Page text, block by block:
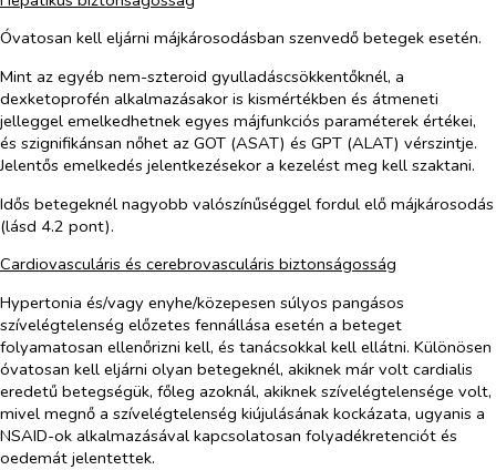
Óvatosan kell eljárni májkárosodásban szenvedő betegek esetén.
Mint az egyéb nem-szteroid gyulladáscsökkentőknél, a
dexketoprofén alkalmazásakor is kismértékben és átmeneti
jelleggel emelkedhetnek egyes májfunkciós paraméterek értékei,
és szignifikánsan nőhet az GOT (ASAT) és GPT (ALAT) vérszintje.
Jelentős emelkedés jelentkezésekor a kezelést meg kell szaktani.
Idős betegeknél nagyobb valószínűséggel fordul elő májkárosodás
(lásd 4.2 pont).
Cardiovasculáris és cerebrovasculáris biztonságosság
Hypertonia és/vagy enyhe/közepesen súlyos pangásos
szívelégtelenség előzetes fennállása esetén a beteget
folyamatosan ellenőrizni kell, és tanácsokkal kell ellátni. Különösen
óvatosan kell eljárni olyan betegeknél, akiknek már volt cardialis
eredetű betegségük, főleg azoknál, akiknek szívelégtelensége volt,
mivel megnő a szívelégtelenség kiújulásának kockázata, ugyanis a
NSAID-ok alkalmazásával kapcsolatosan folyadékretenciót és
oedemát jelentettek.